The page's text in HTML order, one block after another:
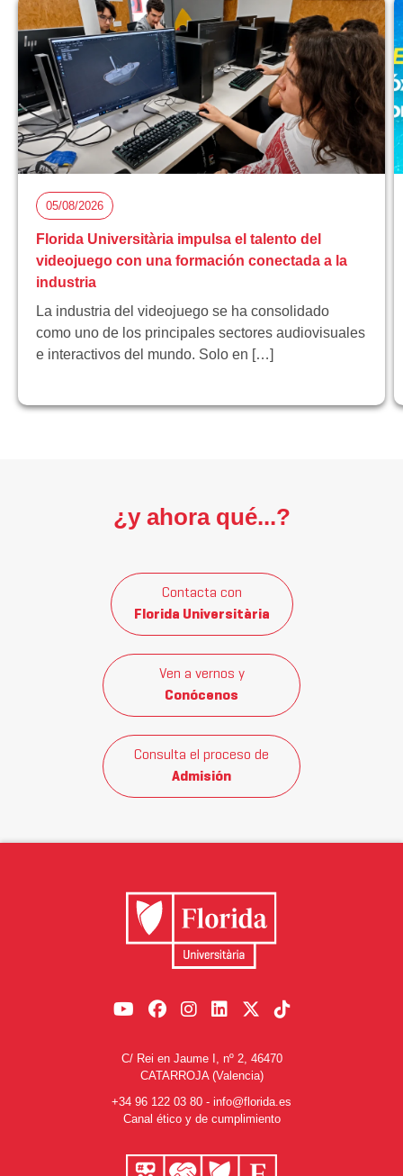
05/08/2026
Florida Universitària impulsa el talento del
videojuego con una formación conectada a la
industria
La industria del videojuego se ha consolidado
como uno de los principales sectores audiovisuales
e interactivos del mundo. Solo en […]
¿y ahora qué...?
Contacta con
Florida Universitària
Ven a vernos y
Conócenos
Consulta el proceso de
Admisión
C/ Rei en Jaume I, nº 2, 46470
CATARROJA (Valencia)
+34 96 122 03 80 - info@florida.es
Canal ético y de cumplimiento